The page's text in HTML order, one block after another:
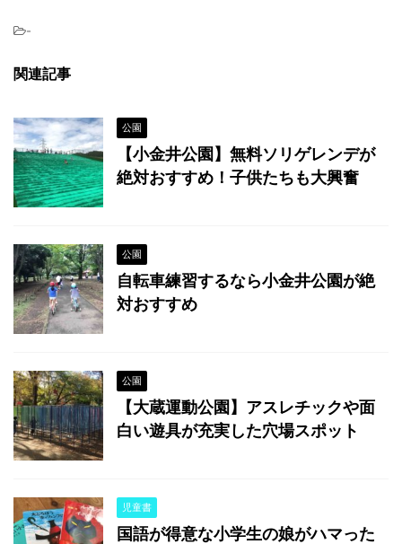
-
関連記事
公園
【小金井公園】無料ソリゲレンデが
絶対おすすめ！子供たちも大興奮
公園
自転車練習するなら小金井公園が絶
対おすすめ
公園
【大蔵運動公園】アスレチックや面
白い遊具が充実した穴場スポット
児童書
国語が得意な小学生の娘がハマった